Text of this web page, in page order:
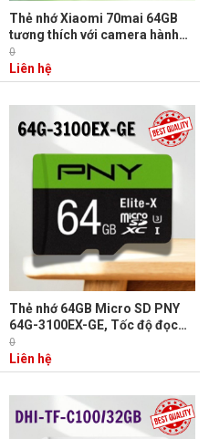
Thẻ nhớ Xiaomi 70mai 64GB
tương thích với camera hành
trình như:Dash Cam Smart 1S,
Dash Cam M300, Dash Cam
Lite 2, Dash Cam A400, Dash
0
Liên hệ
Thẻ nhớ 64GB Micro SD PNY
64G-3100EX-GE, Tốc độ đọc
100MB/s, Tốc độ ghi 60MB/s
0
Liên hệ